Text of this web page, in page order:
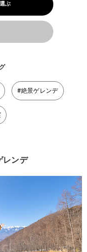
ぶ
#絶景ゲレンデ
レンデ